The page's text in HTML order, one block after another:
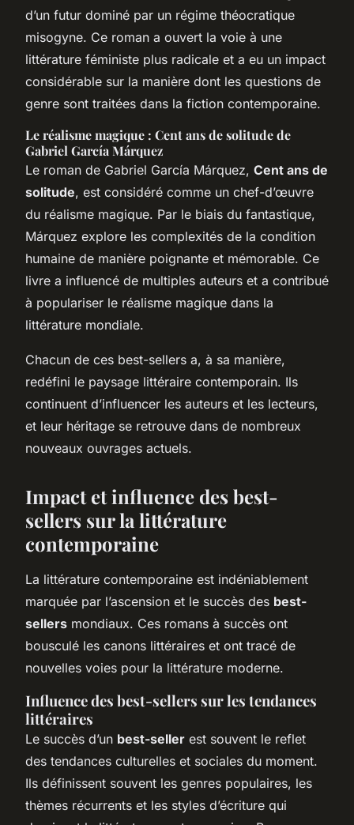
d’un futur dominé par un régime théocratique
misogyne. Ce roman a ouvert la voie à une
littérature féministe plus radicale et a eu un impact
considérable sur la manière dont les questions de
genre sont traitées dans la fiction contemporaine.
Le réalisme magique : Cent ans de solitude de
Gabriel García Márquez
Le roman de Gabriel García Márquez, Cent ans de
solitude, est considéré comme un chef-d’œuvre
du réalisme magique. Par le biais du fantastique,
Márquez explore les complexités de la condition
humaine de manière poignante et mémorable. Ce
livre a influencé de multiples auteurs et a contribué
à populariser le réalisme magique dans la
littérature mondiale.
Chacun de ces best-sellers a, à sa manière,
redéfini le paysage littéraire contemporain. Ils
continuent d’influencer les auteurs et les lecteurs,
et leur héritage se retrouve dans de nombreux
nouveaux ouvrages actuels.
Impact et influence des best-
sellers sur la littérature
contemporaine
La littérature contemporaine est indéniablement
marquée par l’ascension et le succès des best-
sellers mondiaux. Ces romans à succès ont
bousculé les canons littéraires et ont tracé de
nouvelles voies pour la littérature moderne.
Influence des best-sellers sur les tendances
littéraires
Le succès d’un best-seller est souvent le reflet
des tendances culturelles et sociales du moment.
Ils définissent souvent les genres populaires, les
thèmes récurrents et les styles d’écriture qui